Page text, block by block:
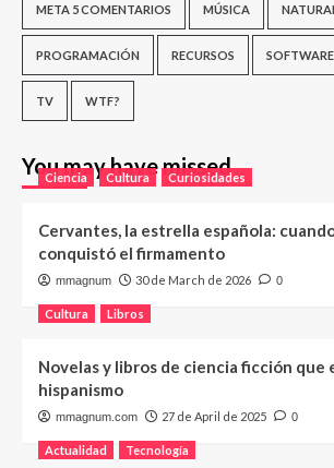
META 5 COMENTARIOS MÚSICA
PROGRAMACIÓN RECURSOS SOFTWARE
TV WTF?
You may have missed
Ciencia Cultura Curiosidades
Cervantes, la estrella española:
conquistó el firmamento
mmagnum 30 de March de 2026 0
Cultura Libros
Novelas y libros de ciencia ficción que
hispanismo
mmagnum.com 27 de April de 2025 0
Actualidad Tecnología